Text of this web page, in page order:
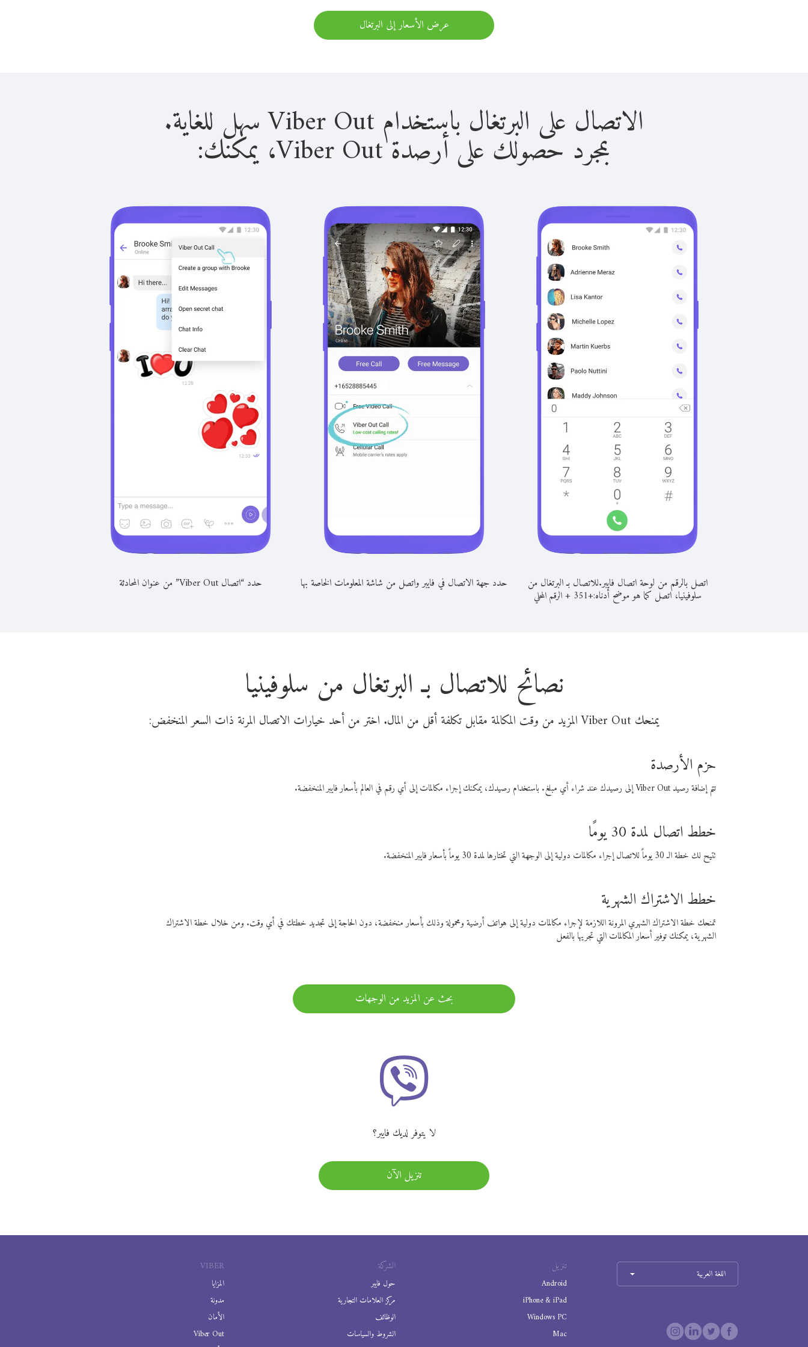
عرض الأسعار إلى البرتغال
الاتصال على البرتغال باستخدام Viber Out سهل للغاية.
بمجرد حصولك على أرصدة Viber Out، يمكنك:
اتصل بالرقم من لوحة اتصال فايبر.للاتصال بـ البرتغال من
سلوفينيا، اتصل كما هو موضح أدناه:+
351
+الرقم المحلي
حدد جهة الاتصال في فايبر واتصل من شاشة المعلومات الخاصة بها حدد “اتصال Viber Out” من عنوان المحادثة
نصائح للاتصال بـ البرتغال من سلوفينيا
يمنحك Viber Out المزيد من وقت المكالمة مقابل تكلفة أقل من المال. اختر من أحد خيارات الاتصال المرنة ذات السعر المنخفض:
حزم الأرصدة
تتم إضافة رصيد Viber Out إلى رصيدك عند شراء أي مبلغ. باستخدام رصيدك، يمكنك إجراء مكالمات إلى أي رقم في العالم بأسعار فايبر المنخفضة.
خطط اتصال لمدة 30 يومًا
تتيح لك خطة الـ 30 يوماً للاتصال إجراء مكالمات دولية إلى الوجهة التي تختارها لمدة 30 يوماً بأسعار فايبر المنخفضة.
خطط الاشتراك الشهرية
تمنحك خطة الاشتراك الشهري المرونة اللازمة لإجراء مكالمات دولية إلى هواتف أرضية ومحمولة وذلك بأسعار منخفضة، دون الحاجة إلى تجديد خطتك في أي وقت. ومن خلال خطة الاشتراك
الشهرية، يمكنك توفير أسعار المكالمات التي تجريها بالفعل
بحث عن المزيد من الوجهات
لا يتوفر لديك فايبر؟
تنزيل الآن
VIBER
المزايا
مدونة
الأمان
Viber Out
الشركة
حول فايبر
مركز العلامات التجارية
الوظائف
الشروط والسياسات
تنزيل
Android
iPhone & iPad
Windows PC
Mac
اللغة العربية